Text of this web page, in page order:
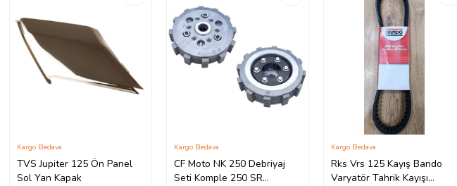
TVS Jupiter 125 Ön Panel
Sol Yan Kapak
Kargo Bedava
CF Moto NK 250 Debriyaj
Seti Komple 250 SR
Kargo Bedava
Rks Vrs 125 Kayış Bando
Varyatör Tahrik Kayışı
Kargo Bedava